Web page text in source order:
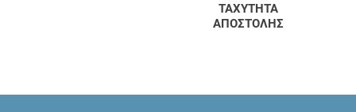
ΤΑΧΥΤΗΤΑ
ΑΠΟΣΤΟΛΗΣ